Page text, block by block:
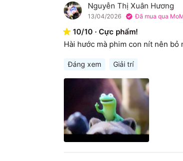
N Nguyễn Thị Xuân Hương
13/04/2026 Đã mua qua
10/10 · Cực phẩm!
Hài hước mà phim con nít nên bỏ
Đáng xem Giải trí